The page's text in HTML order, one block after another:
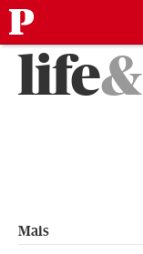
Saltarlife&
Mais